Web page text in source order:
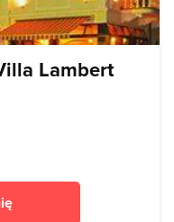
Lambert